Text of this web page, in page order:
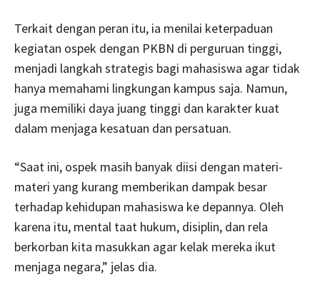
Terkait dengan peran itu, ia menilai keterpaduan
kegiatan ospek dengan PKBN di perguruan tinggi,
menjadi langkah strategis bagi mahasiswa agar tidak
hanya memahami lingkungan kampus saja. Namun,
juga memiliki daya juang tinggi dan karakter kuat
dalam menjaga kesatuan dan persatuan.
“Saat ini, ospek masih banyak diisi dengan materi-
materi yang kurang memberikan dampak besar
terhadap kehidupan mahasiswa ke depannya. Oleh
karena itu, mental taat hukum, disiplin, dan rela
berkorban kita masukkan agar kelak mereka ikut
menjaga negara,” jelas dia.